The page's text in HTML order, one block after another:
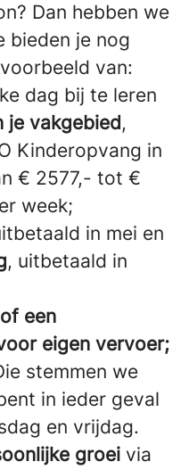
Dan hebben we
bieden je nog
van:
dag bij te leren
je vakgebied,
Kinderopvang in
€ 2577,- tot €
week;
in mei en
, uitbetaald in
een
eigen vervoer;
stemmen we
in ieder geval
en vrijdag.
groei via